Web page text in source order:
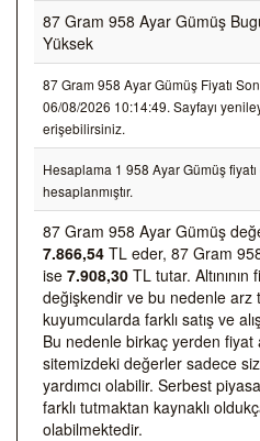
87 Gram 958 Ayar Gümüş
Yüksek
87 Gram 958 Ayar Gümüş Fiyatı
06/08/2026 10:14:49. Sayfayı
erişebilirsiniz.
Hesaplama 1 958 Ayar Gümüş
hesaplanmıştır.
87 Gram 958 Ayar Gümüş
7.866,54 TL eder, 87 Gram
ise 7.908,30 TL tutar. Altınının
değişkendir ve bu nedenle arz
kuyumcularda farklı satış ve
Bu nedenle birkaç yerden fiyat
sitemizdeki değerler sadece
yardımcı olabilir. Serbest
farklı tutmaktan kaynaklı
olabilmektedir.